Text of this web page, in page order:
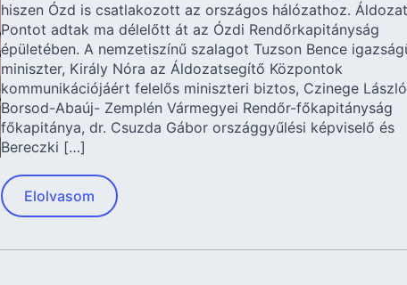
hiszen Ózd is csatlakozott az országos hálózathoz.
Pontot adtak ma délelőtt át az Ózdi Rendőrkapitányság
épületében. A nemzetiszínű szalagot Tuzson Bence
miniszter, Király Nóra az Áldozatsegítő Központok
kommunikációjáért felelős miniszteri biztos, Czinege
Borsod-Abaúj- Zemplén Vármegyei Rendőr-főkapitányság
főkapitánya, dr. Csuzda Gábor országgyűlési képviselő és
Bereczki […]
Elolvasom